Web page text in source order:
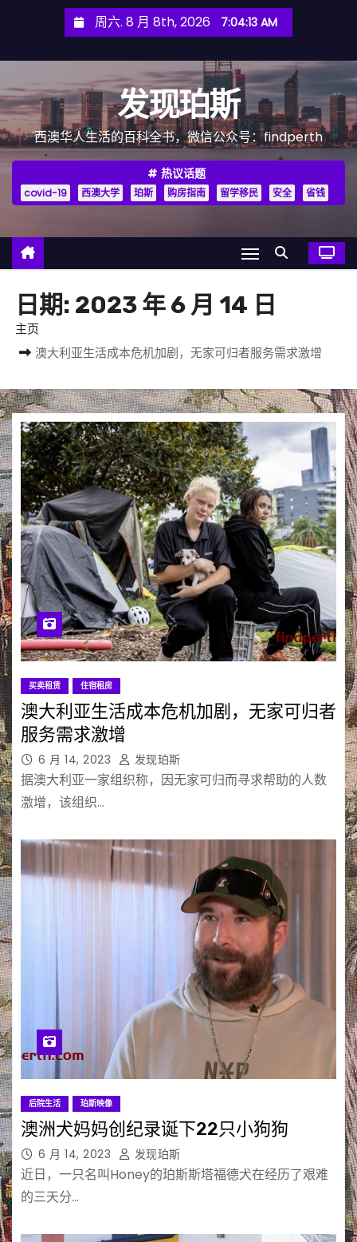
周六. 8 月 8th, 2026 7:04:14 AM
发现珀斯
西澳华人生活的百科全书，微信公众号：findperth
热议话题
covid-19 西澳大学 珀斯 购房指南 留学移民 安全 省钱
日期: 2023 年 6 月 14 日
主页
澳大利亚生活成本危机加剧，无家可归者服务需求激增
买卖租赁 住宿租房
澳大利亚生活成本危机加剧，无家可归者
服务需求激增
6 月 14, 2023 发现珀斯
据澳大利亚一家组织称，因无家可归而寻求帮助的人数
激增，该组织…
后院生活 珀斯映像
澳洲犬妈妈创纪录诞下22只小狗狗
6 月 14, 2023 发现珀斯
近日，一只名叫Honey的珀斯斯塔福德犬在经历了艰难
的三天分…